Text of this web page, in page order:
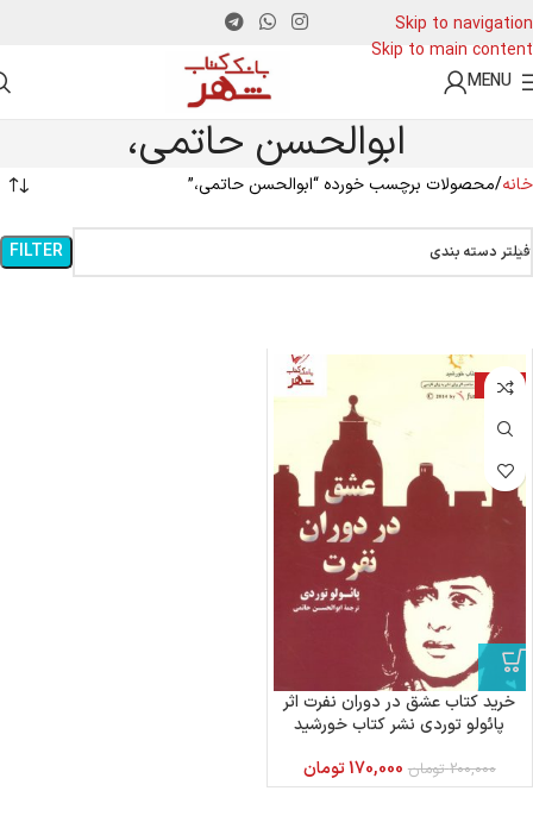
Skip to navigation
Skip to main content
MENU
ابوالحسن حاتمی،
خانه محصولات برچسب خورده “ابوالحسن حاتمی،”
فیلتر دسته بندی FILTER
-15%
خرید کتاب عشق در دوران نفرت اثر
پائولو توردی نشر کتاب خورشید
200,000 تومان 170,000تومان